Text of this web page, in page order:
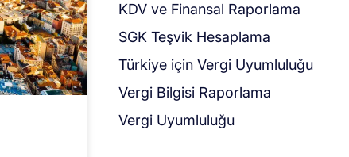
KDV ve Finansal Raporlama
SGK Teşvik Hesaplama
Türki̇ye için Vergi̇ Uyumluluğu
Vergi Bilgisi Raporlama
Vergi Uyumluluğu